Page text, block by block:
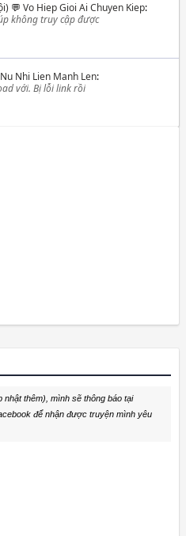
💬 Vo Hiep Gioi Ai Chuyen Kiep:
không truy cập được
Nhi Lien Manh Len:
với. Bị lỗi link rồi
thêm), mình sẽ thông báo tại
để nhận được truyện mình yêu